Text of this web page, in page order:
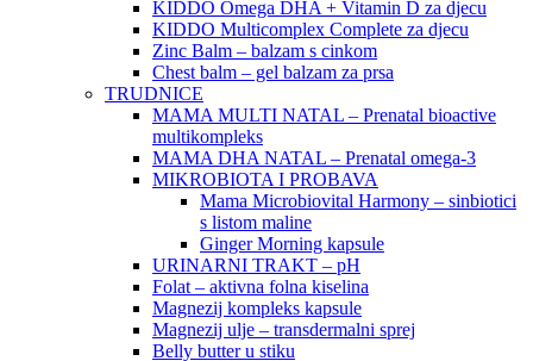
KIDDO Omega DHA + Vitamin D za djecu
KIDDO Multicomplex Complete za djecu
Zinc Balm – balzam s cinkom
Chest balm – gel balzam za prsa
TRUDNICE
MAMA MULTI NATAL – Prenatal bioactive
multikompleks
MAMA DHA NATAL – Prenatal omega-3
MIKROBIOTA I PROBAVA
Mama Microbiovital Harmony – sinbiotici
s listom maline
Ginger Morning kapsule
URINARNI TRAKT – pH
Folat – aktivna folna kiselina
Magnezij kompleks kapsule
Magnezij ulje – transdermalni sprej
Belly butter u stiku